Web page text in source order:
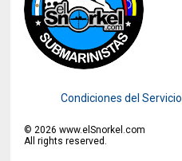
Condiciones del Servicio
© 2026 www.elSnorkel.com
All rights reserved.